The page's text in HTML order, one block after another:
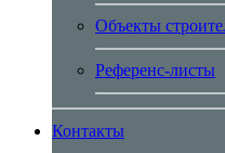
Объекты
Референс-листы
Контакты